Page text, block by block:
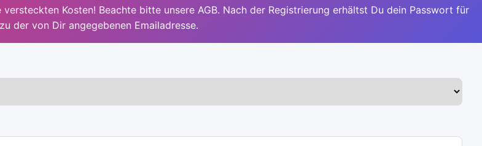
Kosten! Beachte bitte unsere AGB. Nach der Registrierung erhältst Du dein Passwort für
der von Dir angegebenen Emailadresse.